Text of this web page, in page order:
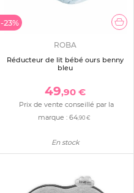
-23%
ROBA
Réducteur de lit bébé ours benny
bleu
49,90 €
Prix de vente conseillé par la
marque : 64,90 €
En stock